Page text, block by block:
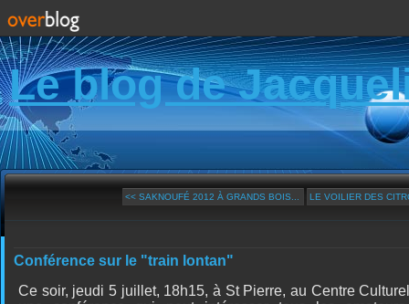
Le blog de
<< SAKNOUFÉ 2012 À GRANDS BOIS... LE VOILIER DES
Conférence sur le "train lontan"
Ce soir, jeudi 5 juillet, 18h15, à St Pierre, au Centre